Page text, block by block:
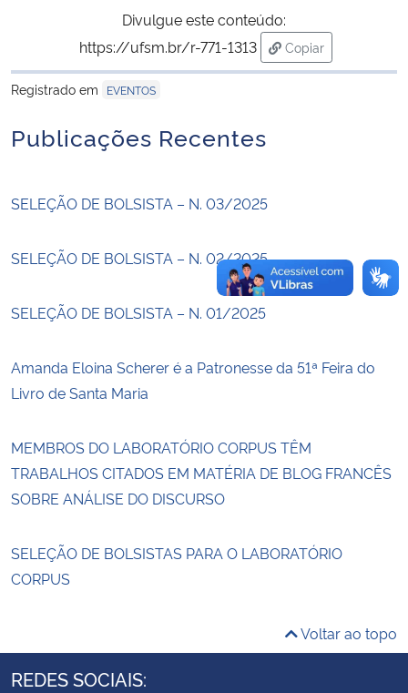
Secretaria-Geral
Secretaria de Governo
Gabinete de Segurança Institucional
Divulgue este conteúdo:
https://ufsm.br/r-771-1313
Copiar
para área de
Registrado em
EVENTOS
Publicações Recentes
SELEÇÃO DE BOLSISTA – N. 03/2025
SELEÇÃO DE BOLSISTA – N. 02/2025
SELEÇÃO DE BOLSISTA – N. 01/2025
Amanda Eloina Scherer é a Patronesse da 51ª Feira do
Livro de Santa Maria
MEMBROS DO LABORATÓRIO CORPUS TÊM
TRABALHOS CITADOS EM MATÉRIA DE BLOG FRANCÊS
SOBRE ANÁLISE DO DISCURSO
SELEÇÃO DE BOLSISTAS PARA O LABORATÓRIO
CORPUS
Voltar ao topo
REDES SOCIAIS: